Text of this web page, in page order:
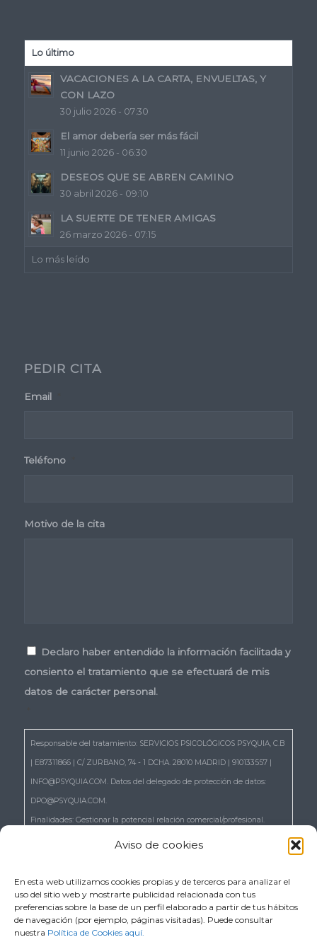
Aviso de cookies
En esta web utilizamos cookies propias y de terceros para analizar el
uso del sitio web y mostrarte publicidad relacionada con tus
preferencias sobre la base de un perfil elaborado a partir de tus hábitos
de navegación (por ejemplo, páginas visitadas). Puede consultar
nuestra Política de Cookies aquí.
Lo último
VACACIONES A LA CARTA, ENVUELTAS, Y
CON LAZO
30 julio 2026 - 07:30
El amor debería ser más fácil
11 junio 2026 - 06:30
DESEOS QUE SE ABREN CAMINO
30 abril 2026 - 09:10
LA SUERTE DE TENER AMIGAS
26 marzo 2026 - 07:15
Lo más leído
PEDIR CITA
Email
Teléfono
Motivo de la cita
Declaro haber entendido la información facilitada y
consiento el tratamiento que se efectuará de mis
datos de carácter personal.
Responsable del tratamiento: SERVICIOS PSICOLÓGICOS PSYQUIA, C.B
| E87311866 | C/ ZURBANO, 74 - 1 DCHA. 28010 MADRID | 910133557 |
INFO@PSYQUIA.COM. Datos del delegado de protección de datos:
DPO@PSYQUIA.COM.
Finalidades: Gestionar la potencial relación comercial/profesional.
22 del RGPD, de acceso, rectificación, supresión, portabilidad,
únicamente en el tratamiento automatizado de sus datos, cuando